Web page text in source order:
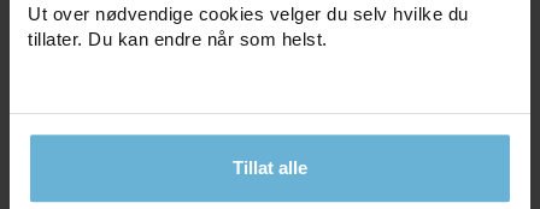
Ut over nødvendige cookies velger du selv hvilke du
tillater. Du kan endre når som helst.
Tillat alle